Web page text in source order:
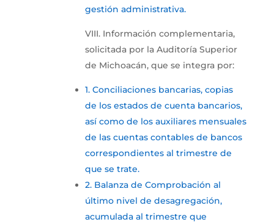
gestión administrativa.
VIII. Información complementaria,
solicitada por la Auditoría Superior
de Michoacán, que se integra por:
1. Conciliaciones bancarias, copias
de los estados de cuenta bancarios,
así como de los auxiliares mensuales
de las cuentas contables de bancos
correspondientes al trimestre de
que se trate.
2. Balanza de Comprobación al
último nivel de desagregación,
acumulada al trimestre que